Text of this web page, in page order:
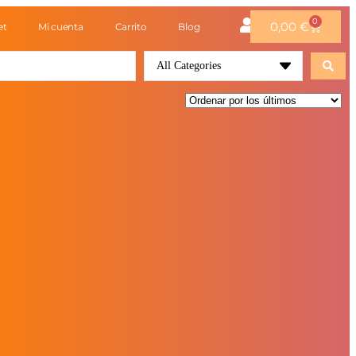
Mi cuenta Carrito Blog 0,00 € 0
All Categories